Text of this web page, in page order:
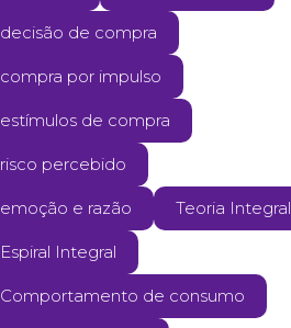
decisão de compra
compra por impulso
estímulos de compra
risco percebido
emoção e razão Teoria Integral
Espiral Integral
Comportamento de consumo